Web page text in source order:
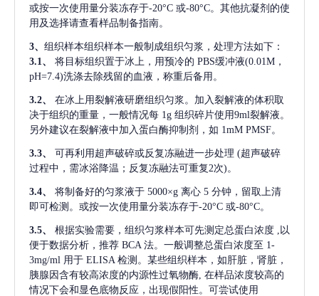
或按一次使用量分装冻存于-20°C 或-80°C。其他抗凝剂的使
用及选择请查看样品制备指南。
3、 组织样本组织样本一般制成组织匀浆，处理方法如下：
3.1、
将目标组织置于冰上，用预冷的 PBS缓冲液(0.01M，
pH=7.4)洗涤去除残留的血液，称重后备用。
3.2、
在冰上用裂解液研磨组织匀浆。加入裂解液的体积取
决于组织的重量，一般情况每 1g 组织碎片使用9ml裂解液。
另外建议在裂解液中加入蛋白酶抑制剂，如 1mM PMSF。
3.3、 可再利用超声破碎或反复冻融进一步处理 (超声破碎
过程中，需冰浴降温；反复冻融法可重复2次)。
3.4、 将制备好的匀浆液于 5000×g 离心 5 分钟，留取上清
即可检测。或按一次使用量分装冻存于-20°C 或-80°C。
3.5、 根据实验需要，组织匀浆样本可先测定总蛋白浓度 ,以
便于数据分析，推荐 BCA 法。一般调整总蛋白浓度至 1-
3mg/ml 用于 ELISA 检测。某些组织样本，如肝脏，肾脏，
胰腺因含有较高浓度的内源性过氧物酶, 在样品浓度较高的
情况下会和显色底物反应，出现假阳性。可尝试使用